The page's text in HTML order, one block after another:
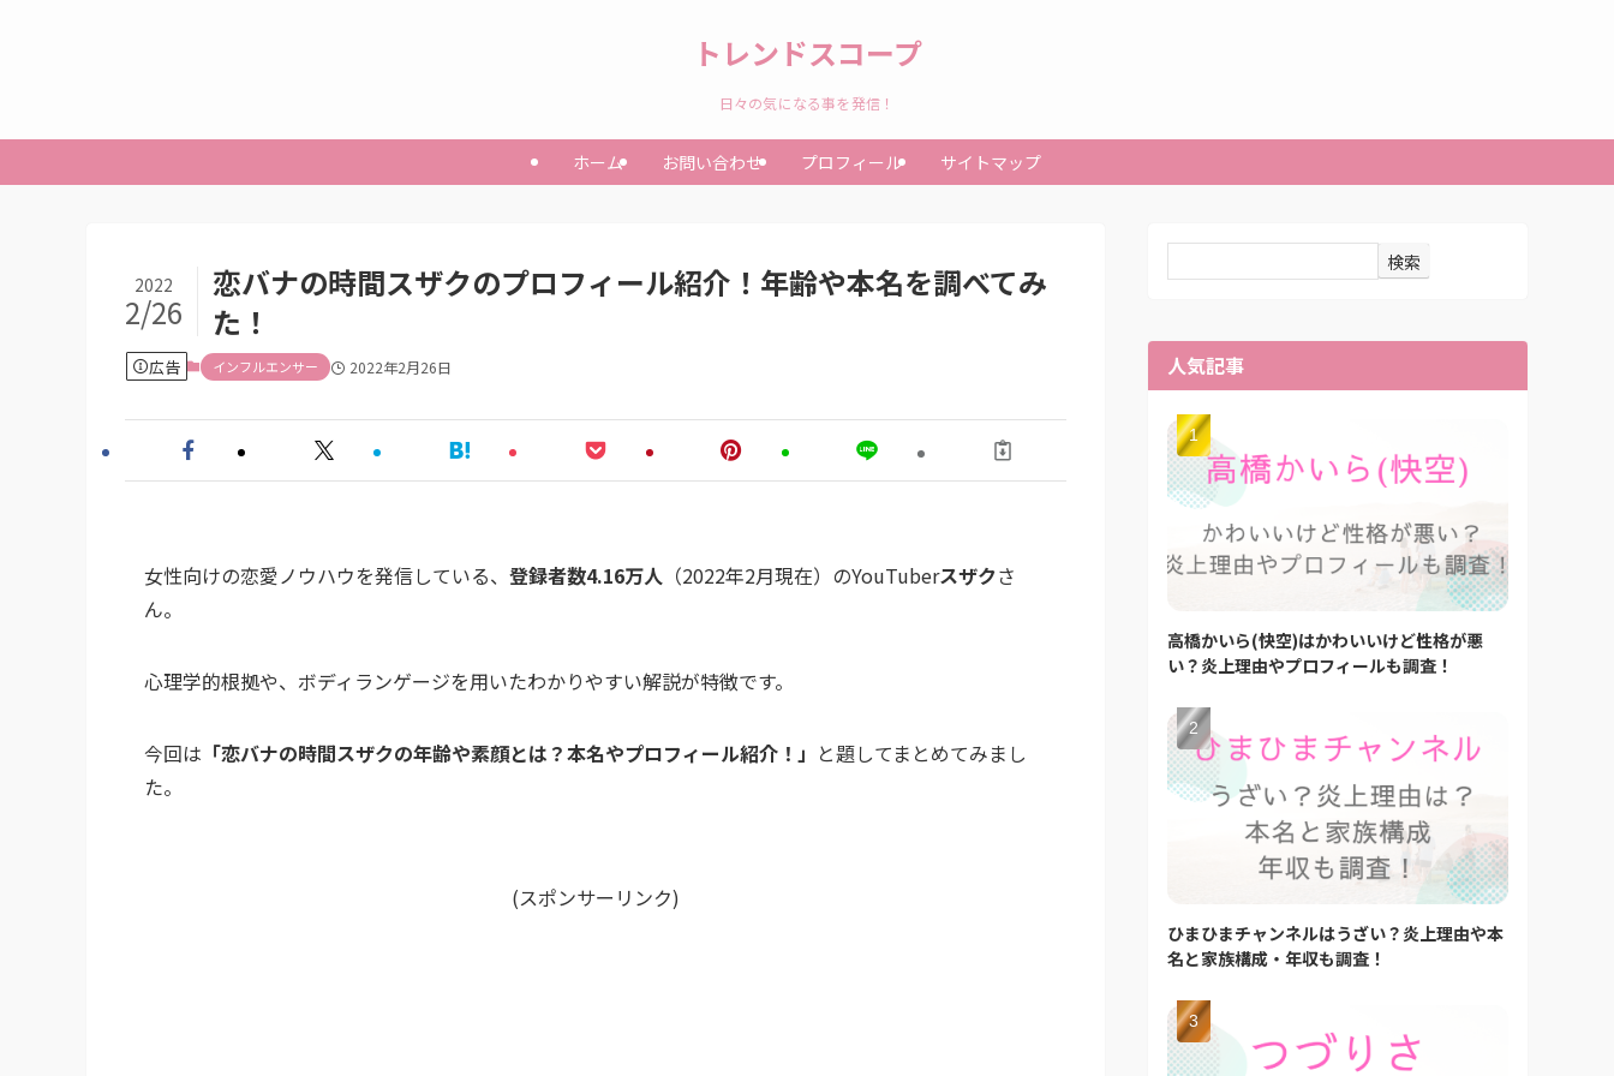
トレンドスコープ
日々の気になる事を発信！
ホーム お問い合わせ プロフィール サイトマップ
恋バナの時間スザクのプロフィール紹介！年齢や本名を調べてみ
た！
2022
2/26
広告 インフルエンサー 2022年2月26日
女性向けの恋愛ノウハウを発信している、 登録者数4.16万人 （2022年2月現在）のYouTuberスザクさ
ん。
心理学的根拠や、ボディランゲージを用いたわかりやすい解説が特徴です。
今回は 「恋バナの時間スザクの年齢や素顔とは？本名やプロフィール紹介！」 と題してまとめてみまし
た。
(スポンサーリンク)
検索
人気記事
高橋かいら(快空)はかわいいけど性格が悪
い？炎上理由やプロフィールも調査！
ひまひまチャンネルはうざい？炎上理由や本
名と家族構成・年収も調査！